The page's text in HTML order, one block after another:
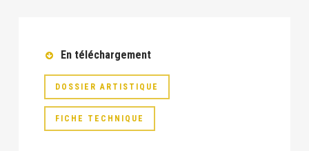
En téléchargement
DOSSIER ARTISTIQUE
FICHE TECHNIQUE